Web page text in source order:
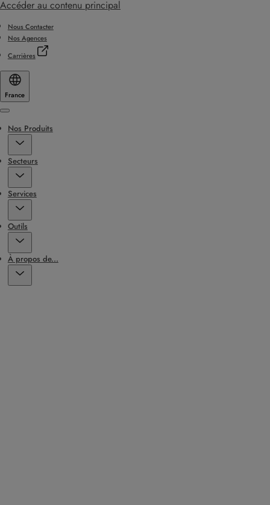
Accéder au contenu principal
Nous Contacter
Nos Agences
Carrières
France
Menu
Nos Produits
Secteurs
Services
Outils
À propos de...